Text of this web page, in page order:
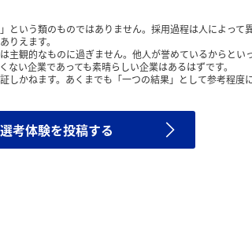
という類のものではありません。採用過程は人によって
りえます。
主観的なものに過ぎません。他人が誉めているからとい
い企業であっても素晴らしい企業はあるはずです。
かねます。あくまでも「一つの結果」として参考程度
考体験を投稿する